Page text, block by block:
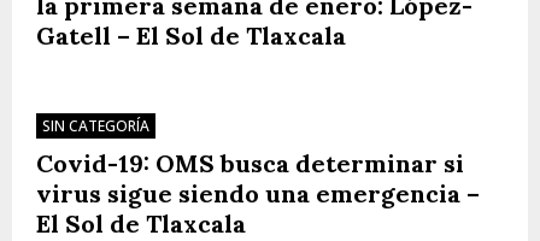
Gatell – El Sol de Tlaxcala
SIN CATEGORÍA
Covid-19: OMS busca determinar si
virus sigue siendo una emergencia –
El Sol de Tlaxcala